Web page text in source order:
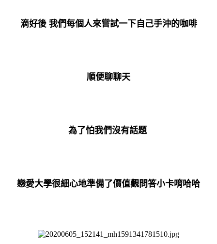
滴好後 我們每個人來嘗試一下自己手沖的咖啡
順便聊聊天
為了怕我們沒有話題
戀愛大學很細心地準備了價值觀問答小卡唷哈哈